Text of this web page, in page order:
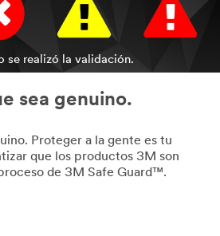
sea genuino.
Proteger a la gente es tu
que los productos 3M son
de 3M Safe Guard™.
se realizó la validación.